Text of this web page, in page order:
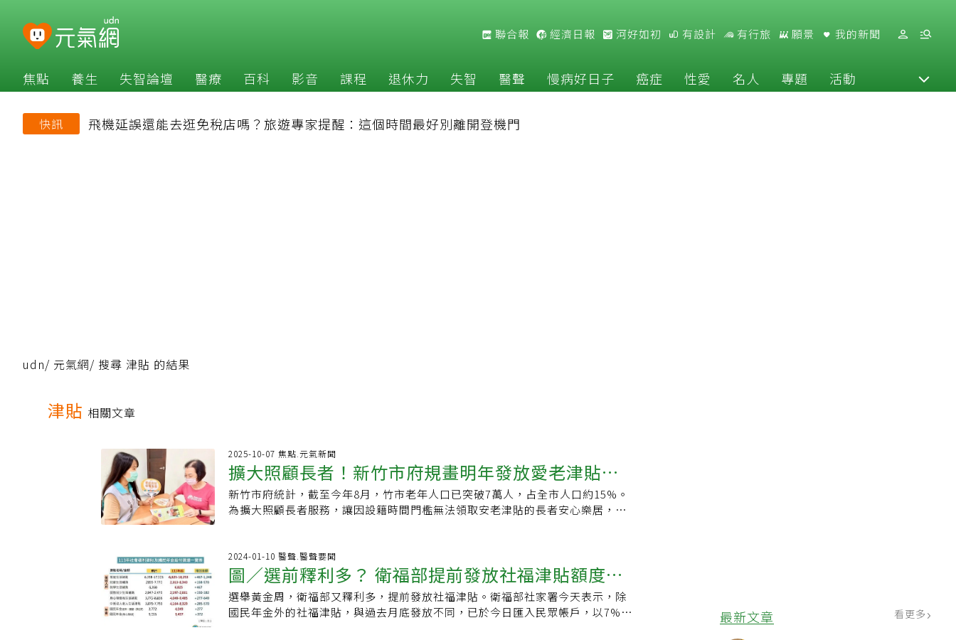
聯合報 經濟日報 河好如初 有設計 有行旅 願景 我的新聞
焦點 養生 失智論壇 醫療 百科 影音 課程 退休力 失智 醫聲 慢病好日子 癌症 性愛 名人 專題 活動
快訊 飛機延誤還能去逛免稅店嗎？旅遊專家提醒：這個時間最好別離開登機門
最新文章 看更多
udn/ 元氣網/ 搜尋 津貼 的結果
津貼 相關文章
2025-10-07 焦點.元氣新聞
擴大照顧長者！新竹市府規畫明年發放愛老津貼每
人1萬元
新竹市府統計，截至今年8月，竹市老年人口已突破7萬人，占全市人口約15%。
為擴大照顧長者服務，讓因設籍時間門檻無法領取安老津貼的長者安心樂居，市
老津貼將提供年滿65歲且截至申請日當日已連續設籍，並實際居住竹市滿10年以
上的長者，每人發放1萬元，但已領取竹市安老津貼的長者則不能重複領取愛老津
貼。社會處補充，為兼顧財政及照顧經濟困難的長者，並且讓資源公平合理運
用，規畫中的愛老津貼將設有排富條款，包含個人所得（經稅捐稽徵機關核定）
總額不能超過合計50萬元以上，以及個人不動產（土地及房屋）不得超過合計
2024-01-10 醫聲.醫聲要聞
圖／選前釋利多？ 衛福部提前發放社福津貼額度調
升7.34%
選舉黃金周，衛福部又釋利多，提前發放社福津貼。衛福部社家署今天表示，除
國民年金外的社福津貼，與過去月底發放不同，已於今日匯入民眾帳戶，以7%為